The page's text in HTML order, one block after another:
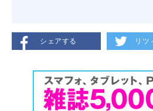
シェアする リツ